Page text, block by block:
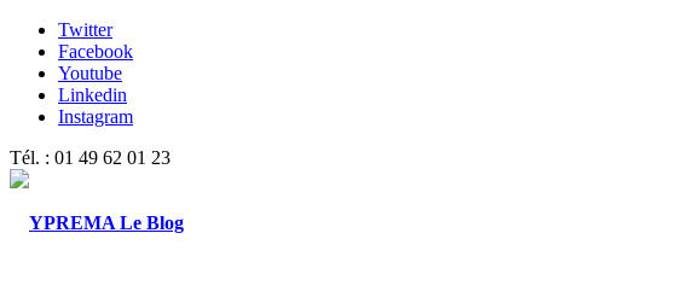
Twitter
Facebook
Youtube
Linkedin
Instagram
Tél. : 01 49 62 01 23